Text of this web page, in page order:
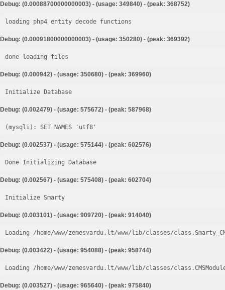
Debug: (0.00088700000000003) - (usage: 349840) - (peak: 368752)
loading php4 entity decode functions
Debug: (0.00091800000000003) - (usage: 350280) - (peak: 369392)
done loading files
Debug: (0.000942) - (usage: 350680) - (peak: 369960)
Initialize Database
Debug: (0.002479) - (usage: 575672) - (peak: 587968)
Debug: (0.002537) - (usage: 575144) - (peak: 602576)
Done Initializing Database
Debug: (0.002567) - (usage: 575408) - (peak: 602704)
Initialize Smarty
Debug: (0.003101) - (usage: 909720) - (peak: 914040)
Loading /home/www/zemesvardu.lt/www/lib/classes/
Debug: (0.003422) - (usage: 954088) - (peak: 958744)
Loading /home/www/zemesvardu.lt/www/lib/classes/
Debug: (0.003527) - (usage: 965640) - (peak: 975840)